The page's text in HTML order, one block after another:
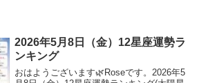
2026年5月8日（金）12星座運勢ラ
ンキング
おはようございます🌿Roseです。2026年5